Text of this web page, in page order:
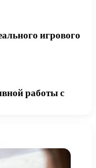
игрового
работы с